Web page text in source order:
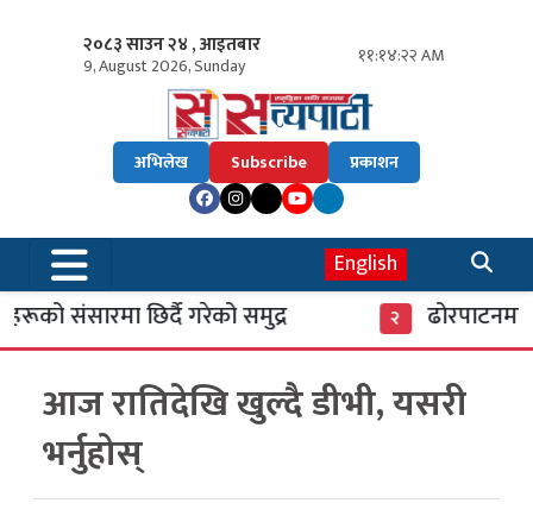
२०८३ साउन २४ , आइतबार
9, August 2026, Sunday ११:१४:२३ AM
अभिलेख Subscribe प्रकाशन
English
संसारमा छिर्दै गरेको समुद्र ढोरपाटनमा
आज रातिदेखि खुल्दै डीभी, यसरी
भर्नुहोस्